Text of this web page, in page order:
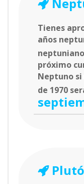
Tienes
años
próximo
Neptuno
de 1970